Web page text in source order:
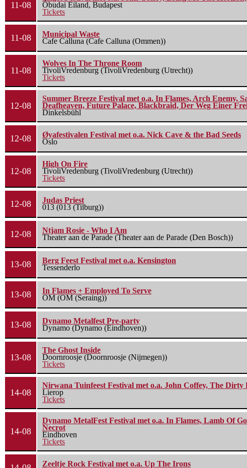
11-08
Óbudai Eiland, Budapest
Tickets
11-08
Municipal Waste
Cafe Calluna (Cafe Calluna (Ommen))
11-08
Wolves In The Throne Room
TivoliVredenburg (TivoliVredenburg (Utrecht))
Tickets
12-08
Summer Breeze Festival met o.a. In Flames, Arch Enemy,
Deafheaven, Future Palace, Blackbraid, Der Weg Einer
Dinkelsbühl
12-08
Øyafestivalen Festival met o.a. Nick Cave & the Bad Seeds
Oslo
12-08
High On Fire
TivoliVredenburg (TivoliVredenburg (Utrecht))
Tickets
12-08
Judas Priest
013 (013 (Tilburg))
12-08
Ntjam Rosie - Who I Am
Theater aan de Parade (Theater aan de Parade (Den Bosch))
13-08
Berg Feest Festival met o.a. Kensington
Tessenderlo
13-08
In Flames + Employed To Serve
OM (OM (Seraing))
13-08
Dynamo Metalfest Pre-party
Dynamo (Dynamo (Eindhoven))
13-08
The Ghost Inside
Doornroosje (Doornroosje (Nijmegen))
Tickets
14-08
Nirwana Tuinfeest Festival met o.a. John Coffey, The
Lierop
Tickets
14-08
Dynamo MetalFest Festival met o.a. In Flames, Lamb Of
Necrot
Eindhoven
Tickets
Zeeltje Rock Festival met o.a. Up The Irons